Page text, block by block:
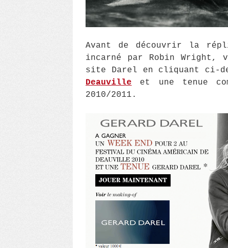
Avant de découvrir la
incarné par Robin Wright,
site Darel en cliquant ci-
Deauville et une tenue
2010/2011.